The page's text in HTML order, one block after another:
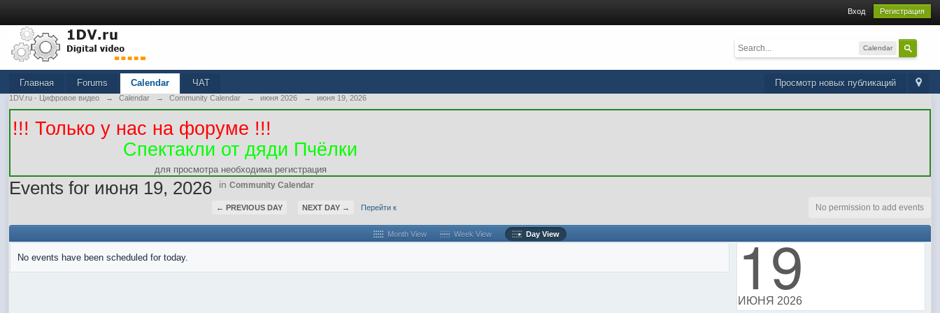
Вход Регистрация
Calendar
Просмотр новых публикаций
Главная Forums Calendar ЧАТ
1DV.ru - Цифровое видео → Calendar → Community Calendar → июня 2026 → июня 19, 2026
!!! Только у нас на форуме !!!
Спектакли от дяди Пчёлки
для просмотра необходима регистрация
Events for июня 19, 2026 inCommunity Calendar
← PREVIOUS DAY NEXT DAY → Перейти к No permission to add events
Month View Week View Day View
No events have been scheduled for today. 19
ИЮНЯ 2026